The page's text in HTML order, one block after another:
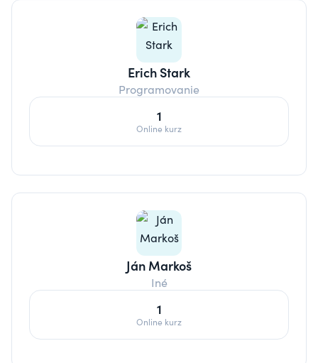
Erich Stark
Programovanie
1
Online kurz
Ján Markoš
Iné
1
Online kurz